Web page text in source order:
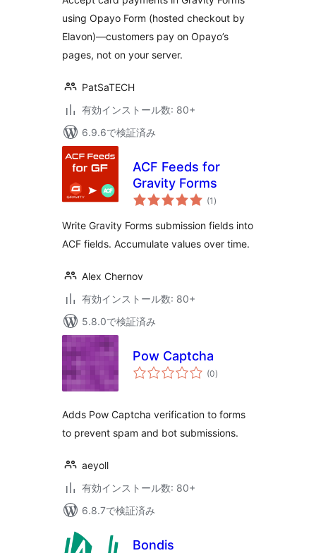
using Opayo Form (hosted checkout by
Elavon)—customers pay on Opayo’s
pages, not on your server.
PatSaTECH
有効インストール数: 80+
6.9.6で検証済み
ACF Feeds for
Gravity Forms
(1 個
の
価
)
Write Gravity Forms submission fields into
ACF fields. Accumulate values over time.
Alex Chernov
有効インストール数: 80+
5.8.0で検証済み
Pow Captcha
(0個
の)
Adds Pow Captcha verification to forms
to prevent spam and bot submissions.
aeyoll
有効インストール数: 80+
6.8.7で検証済み
Bondis